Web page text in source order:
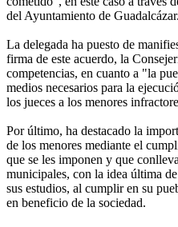
del Ayuntamiento de Guadalcázar.
La delegada ha puesto de
firma de este acuerdo, la
competencias, en cuanto a "la
medios necesarios para la
los jueces a los menores
Por último, ha destacado la
de los menores mediante el
que se les imponen y que
municipales, con la idea última
sus estudios, al cumplir en su
en beneficio de la sociedad.